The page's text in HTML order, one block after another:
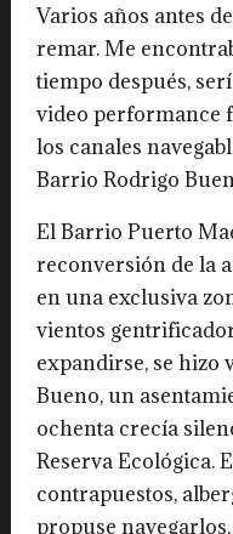
Varios años antes
remar. Me
tiempo después,
video performance
los canales
Barrio Rodrigo
El Barrio Puerto
reconversión de la
en una exclusiva
vientos
expandirse, se hizo
Bueno, un
ochenta crecía
Reserva Ecológica.
contrapuestos,
propuse